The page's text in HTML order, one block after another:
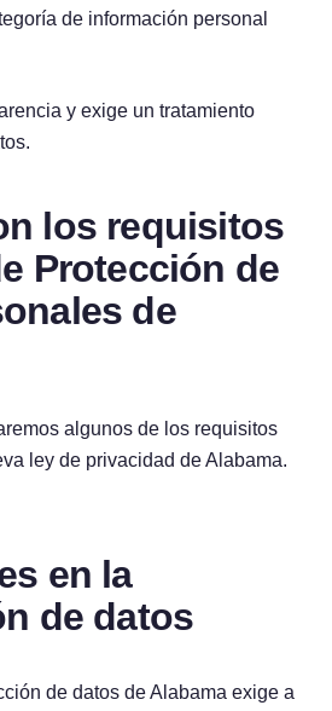
de información personal
y exige un tratamiento
los requisitos
Protección de
de
algunos de los requisitos
ley de privacidad de Alabama.
en la
de datos
de datos de Alabama exige a